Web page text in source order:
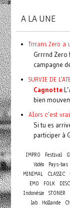
A LA UNE
Trrrans Zero
Grrrnd Zero
campagne
SURVIE DE
Cagnotte
bien
Alors c'est
Si tu es
participer à
IMPRO Festival
Vidéo
Pays-bas
MINIMAL
CLASSIC
EMO
FOLK
Indonésie
STONER
lab
Hollande